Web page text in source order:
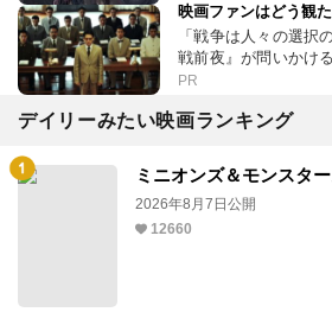
映画ファンはどう観た
「戦争は人々の選択
戦前夜』が問いかけ
PR
デイリーみたい映画ランキング
ミニオンズ＆モンスタ
2026年8月7日公開
12660